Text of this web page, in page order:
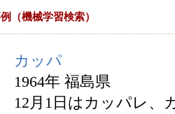
（機械学習検索）
カッパ
1964年 福島県
12月1日はカッパレ、